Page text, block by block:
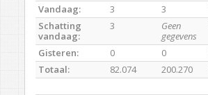
Vandaag:
3 3
Schatting
vandaag:
3
Geen
gegevens
Gisteren: 0 0
Totaal:
82.074 200.270